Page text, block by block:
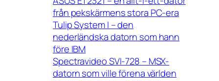
från pekskärmens stora PC-era
Tulip System I – den
nederländska datorn som hann
före IBM
Spectravideo SVI-728 – MSX-
datorn som ville förena världen